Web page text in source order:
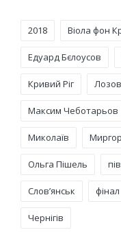
2018 Віола фон
Едуард Бєлоусов
Кривий Ріг
Максим Чеботарьов
Миколаїв
Ольга Пішель
Слов’янськ фінал
Чернігів